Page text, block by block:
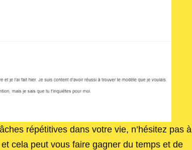
répétitives dans votre vie, n’hésitez pas à
cela peut vous faire gagner du temps et de